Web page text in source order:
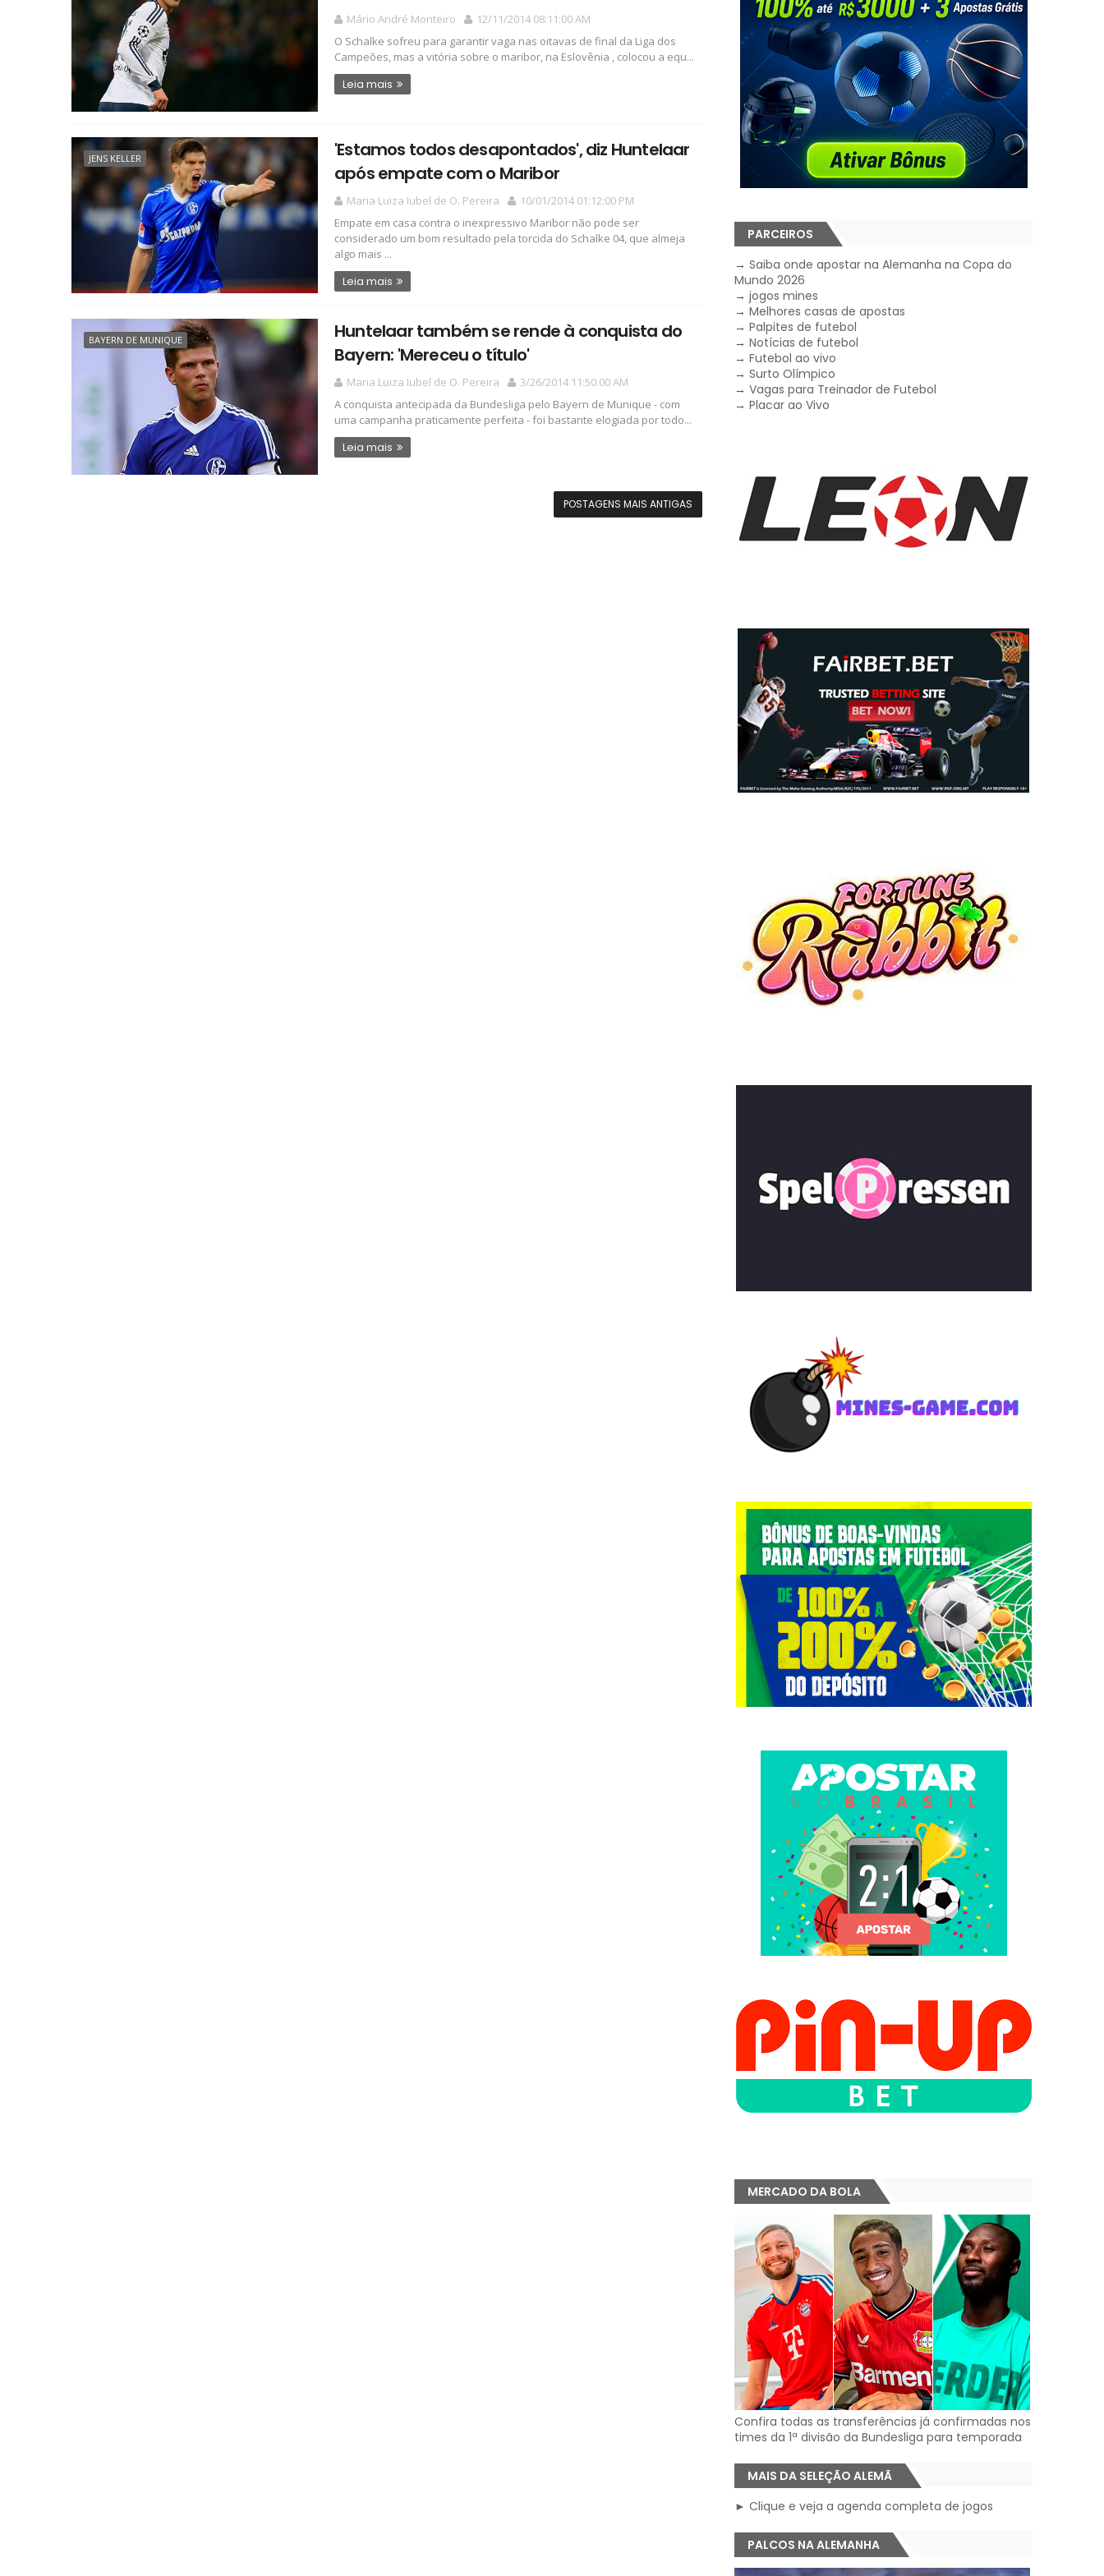
Mário André Monteiro
12/11/2014 08:11:00 AM
O Schalke sofreu para garantir vaga nas oitavas de final da Liga dos
Campeões, mas a vitória sobre o maribor, na Eslovênia , colocou a equ...
Leia mais
JENS KELLER
'Estamos todos desapontados', diz Huntelaar
após empate com o Maribor
Maria Luiza Iubel de O. Pereira
10/01/2014 01:12:00 PM
Empate em casa contra o inexpressivo Maribor não pode ser
considerado um bom resultado pela torcida do Schalke 04, que almeja
algo mais ...
Leia mais
BAYERN DE MUNIQUE
Huntelaar também se rende à conquista do
Bayern: 'Mereceu o título'
Maria Luiza Iubel de O. Pereira
3/26/2014 11:50:00 AM
A conquista antecipada da Bundesliga pelo Bayern de Munique - com
uma campanha praticamente perfeita - foi bastante elogiada por todo...
Leia mais
POSTAGENS MAIS ANTIGAS
PARCEIROS
→Saiba onde apostar na Alemanha na Copa do
Mundo 2026
→jogos mines
→Melhores casas de apostas
→Palpites de futebol
→Notícias de futebol
→Futebol ao vivo
→Surto Olímpico
→Vagas para Treinador de Futebol
→Placar ao Vivo
MERCADO DA BOLA
Confira todas as transferências já confirmadas nos
times da 1ª divisão da Bundesliga para temporada
MAIS DA SELEÇÃO ALEMÃ
► Clique e veja a agenda completa de jogos
PALCOS NA ALEMANHA